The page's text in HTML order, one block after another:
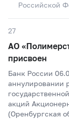
Российской
27
АО
присвоен
Банк России
аннулировании
акций
(Оренбургская